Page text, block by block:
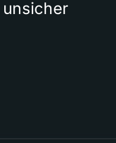
unsicher